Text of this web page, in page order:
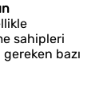
sahipleri
bazı